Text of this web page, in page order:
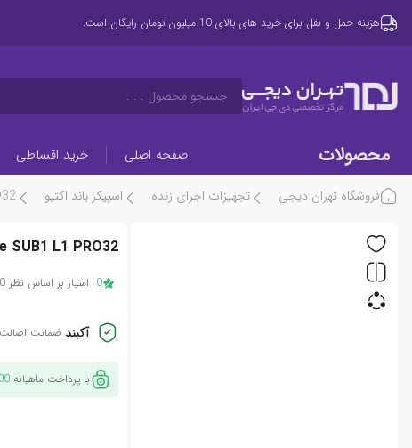
هزینه حمل و نقل برای خرید های بالای 10 میلیون تومان رایگان است.
تهـران دیجــی
مرکز تخصصی دی جی ایران
جستجو محصول . . .
محصولات صفحه اصلی خرید اقساطی
فروشگاه تهران دیجی تجهیزات اجرای زنده اسپیکر باند اکتیو
SUB1 L1 PRO32
0 امتیاز بر اساس نظر 0 کاربر
آکبند ضمانت اصالت
با پرداخت ماهیانه